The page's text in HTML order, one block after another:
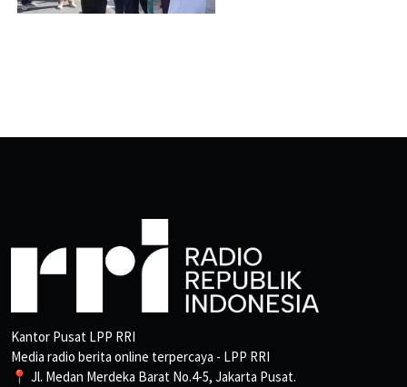
Kantor Pusat LPP RRI
Media radio berita online terpercaya - LPP RRI
📍 Jl. Medan Merdeka Barat No.4-5, Jakarta Pusat.